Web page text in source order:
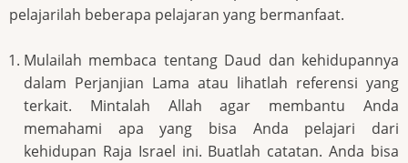
pelajarilah beberapa pelajaran yang bermanfaat.
Mulailah membaca tentang Daud dan kehidupannya
dalam Perjanjian Lama atau lihatlah referensi yang
terkait. Mintalah Allah agar membantu Anda
memahami apa yang bisa Anda pelajari dari
kehidupan Raja Israel ini. Buatlah catatan. Anda bisa